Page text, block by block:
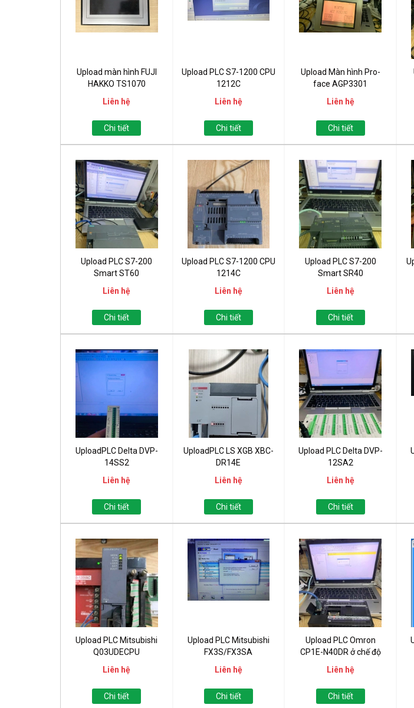
Upload màn hình FUJI
HAKKO TS1070
Liên hệ
Chi tiết
Upload PLC S7-1200 CPU
1212C
Liên hệ
Chi tiết
Upload Màn hình Pro-
face AGP3301
Liên hệ
Chi tiết
Upload PLC S7-200
Smart ST60
Liên hệ
Chi tiết
Upload PLC S7-1200 CPU
1214C
Liên hệ
Chi tiết
Upload PLC S7-200
Smart SR40
Liên hệ
Chi tiết
UploadPLC Delta DVP-
14SS2
Liên hệ
Chi tiết
UploadPLC LS XGB XBC-
DR14E
Liên hệ
Chi tiết
Upload PLC Delta DVP-
12SA2
Liên hệ
Chi tiết
Upload PLC Mitsubishi
Q03UDECPU
Liên hệ
Chi tiết
Upload PLC Mitsubishi
FX3S/FX3SA
Liên hệ
Chi tiết
Upload PLC Omron
CP1E-N40DR ở chế độ
Liên hệ
Chi tiết